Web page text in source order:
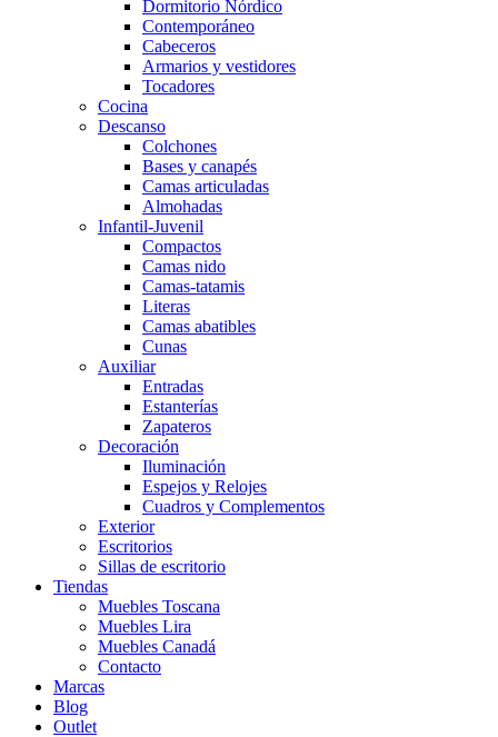
Dormitorio Nórdico
Contemporáneo
Cabeceros
Armarios y vestidores
Tocadores
Cocina
Descanso
Colchones
Bases y canapés
Camas articuladas
Almohadas
Infantil-Juvenil
Compactos
Camas nido
Camas-tatamis
Literas
Camas abatibles
Cunas
Auxiliar
Entradas
Estanterías
Zapateros
Decoración
Iluminación
Espejos y Relojes
Cuadros y Complementos
Exterior
Escritorios
Sillas de escritorio
Tiendas
Muebles Toscana
Muebles Lira
Muebles Canadá
Contacto
Marcas
Blog
Outlet